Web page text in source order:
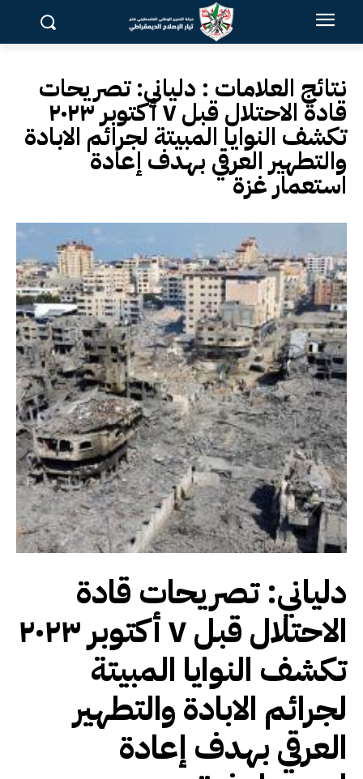
نتائج العلامات : دلياني: تصريحات
قادة الاحتلال قبل ٧ أكتوبر ٢٠٢٣
تكشف النوايا المبيتة لجرائم الابادة
والتطهير العرقي بهدف إعادة
استعمار غزة
دلياني: تصريحات قادة
الاحتلال قبل ٧ أكتوبر ٢٠٢٣
تكشف النوايا المبيتة
لجرائم الابادة والتطهير
العرقي بهدف إعادة